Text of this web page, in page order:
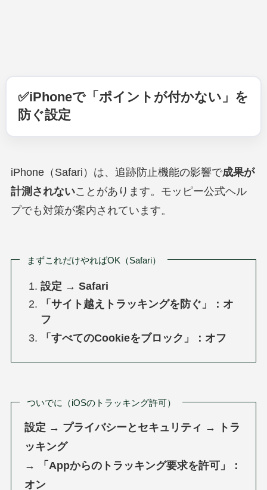
✅iPhoneで「ポイントが付かない」を
防ぐ設定
iPhone（Safari）は、追跡防止機能の影響で成果が
計測されないことがあります。モッピー公式ヘル
プでも対策が案内されています。
まずこれだけやればOK（Safari）
設定 →Safari
「サイト越えトラッキングを防ぐ」：オ
フ
「すべてのCookieをブロック」：オフ
ついでに（iOSのトラッキング許可）
設定 → プライバシーとセキュリティ →
トラ
ッキング
→
「Appからのトラッキング要求を許可」：
オン